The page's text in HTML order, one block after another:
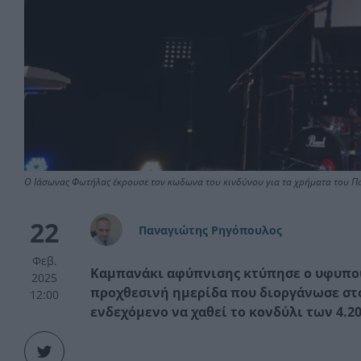
O Ιάσωνας Φωτήλας έκρουσε τον κωδωνα του κινδύνου για τα χρήματα του
22
Φεβ.
2025
12:00
Παναγιώτης Ρηγόπουλος
Καμπανάκι αφύπνισης κτύπησε ο
προχθεσινή ημερίδα που διοργάνωσε
ενδεχόμενο να χαθεί το κονδύλι των